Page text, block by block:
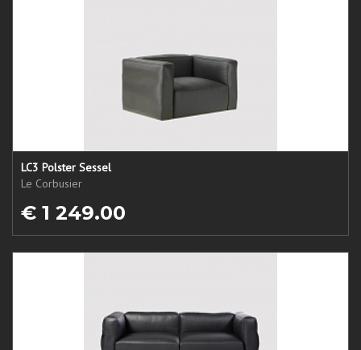
LC3 Polster Sessel
Le Corbusier
€ 1 249.00